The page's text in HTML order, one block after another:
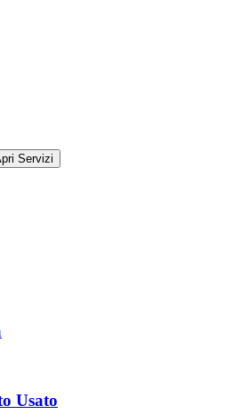
Servizi
Usato